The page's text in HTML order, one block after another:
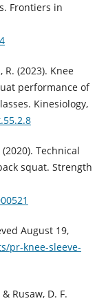
Frontiers in
R. (2023). Knee
performance of
Kinesiology,
(2020). Technical
squat. Strength
August 19,
pr-knee-sleeve-
Rusaw, D. F.